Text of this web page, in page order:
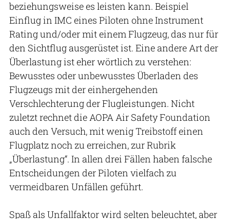
beziehungsweise es leisten kann. Beispiel
Einflug in IMC eines Piloten ohne Instrument
Rating und/oder mit einem Flugzeug, das nur für
den Sichtflug ausgerüstet ist. Eine andere Art der
Überlastung ist eher wörtlich zu verstehen:
Bewusstes oder unbewusstes Überladen des
Flugzeugs mit der einhergehenden
Verschlechterung der Flugleistungen. Nicht
zuletzt rechnet die AOPA Air Safety Foundation
auch den Versuch, mit wenig Treibstoff einen
Flugplatz noch zu erreichen, zur Rubrik
„Überlastung“. In allen drei Fällen haben falsche
Entscheidungen der Piloten vielfach zu
vermeidbaren Unfällen geführt.
Spaß als Unfallfaktor wird selten beleuchtet, aber